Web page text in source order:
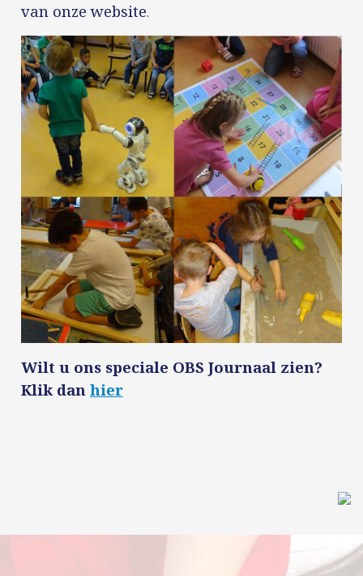
van onze website.
Wilt u ons speciale OBS Journaal zien?
Klik dan hier